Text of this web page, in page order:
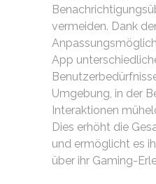
vermeiden. Dank
App
Umgebung, in der
Interaktionen
Dies erhöht die
und ermöglicht es
über ihr Gaming-